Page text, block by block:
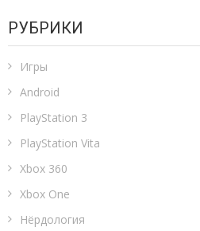
РУБРИКИ
Игры
Android
PlayStation 3
PlayStation Vita
Xbox 360
Xbox One
Нёрдология